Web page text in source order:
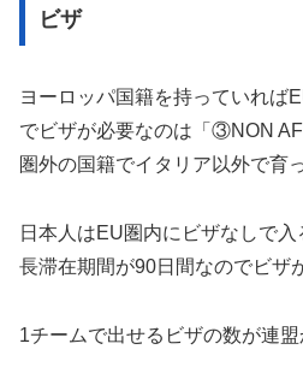
ビザ
ヨーロッパ国籍を持っていれば
でビザが必要なのは「③NON
圏外の国籍でイタリア以外で育
日本人はEU圏内にビザなしで
長滞在期間が90日間なのでビザ
1チームで出せるビザの数が連盟